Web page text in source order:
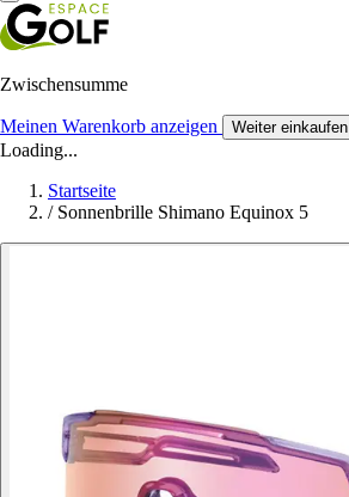
Zwischensumme
Meinen Warenkorb anzeigen Weiter einkaufen
Loading...
Startseite
/ Sonnenbrille Shimano Equinox 5